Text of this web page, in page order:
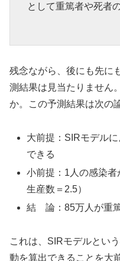
として重篤者や死者
残念ながら、後にも先に
測結果は見当たりません
か。この予測結果は次の
大前提：SIRモデル
できる
小前提：1人の感染
生産数＝2.5）
結 論：85万人が重
これは、SIRモデルとい
動を算出できることを大